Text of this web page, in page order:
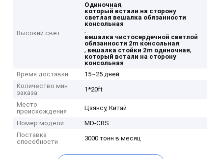
Высокий свет
Одиночная,
который встали на сторону
светлая вешалка обязанности
консольная
,
вешалка чистосердечной светлой
обязанности 2m консольная
, вешалка стойки 2m одиночная,
который встали на сторону
консольная
Время доставки
15~25 дней
Количество мин
заказа
1*20ft
Место
происхождения
Цзянсу, Китай
Номер модели
MD-CRS
Поставка
способности
3000 тонн в месяц